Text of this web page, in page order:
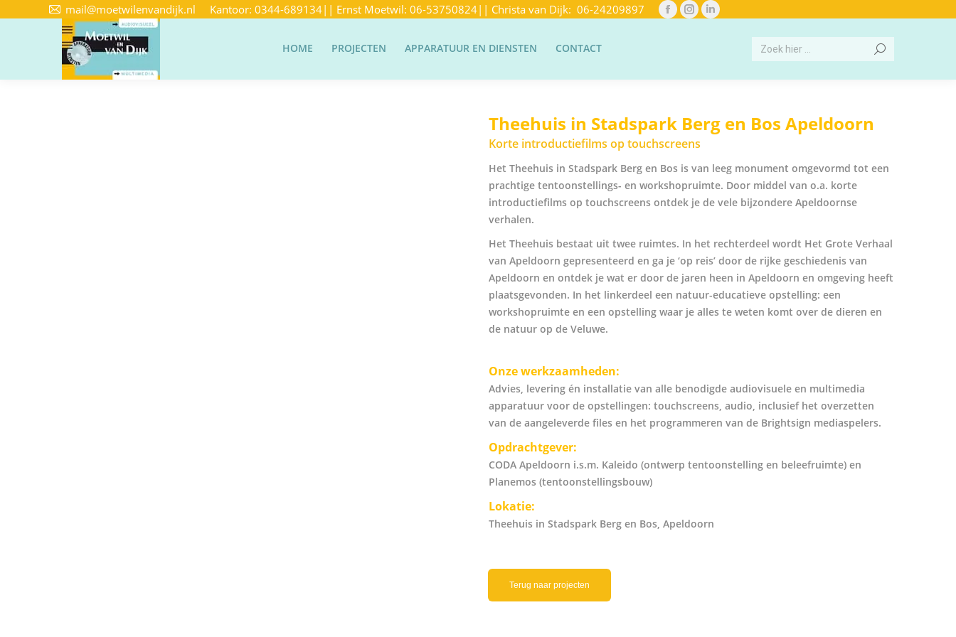
mail@moetwilenvandijk.nl Kantoor:0344-689134|| Ernst Moetwil:06-53750824|| Christa van Dijk:06-24209897
Facebook
Instagram
Linkedin
HOME PROJECTEN APPARATUUR EN DIENSTEN CONTACT Search:
Theehuis in Stadspark Berg en Bos Apeldoorn
Korte introductiefilms op touchscreens
Het Theehuis in Stadspark Berg en Bos is van leeg monument omgevormd tot een
prachtige tentoonstellings- en workshopruimte. Door middel van o.a. korte
introductiefilms op touchscreens ontdek je de vele bijzondere Apeldoornse
verhalen.
Het Theehuis bestaat uit twee ruimtes. In het rechterdeel wordt Het Grote Verhaal
van Apeldoorn gepresenteerd en ga je ‘op reis’ door de rijke geschiedenis van
Apeldoorn en ontdek je wat er door de jaren heen in Apeldoorn en omgeving heeft
plaatsgevonden. In het linkerdeel een natuur-educatieve opstelling: een
workshopruimte en een opstelling waar je alles te weten komt over de dieren en
de natuur op de Veluwe.
Onze werkzaamheden:
Advies, levering én installatie van alle benodigde audiovisuele en multimedia
apparatuur voor de opstellingen: touchscreens, audio, inclusief het overzetten
van de aangeleverde files en het programmeren van de Brightsign mediaspelers.
Opdrachtgever:
CODA Apeldoorn i.s.m. Kaleido (ontwerp tentoonstelling en beleefruimte) en
Planemos (tentoonstellingsbouw)
Lokatie:
Theehuis in Stadspark Berg en Bos, Apeldoorn
Terug naar projecten